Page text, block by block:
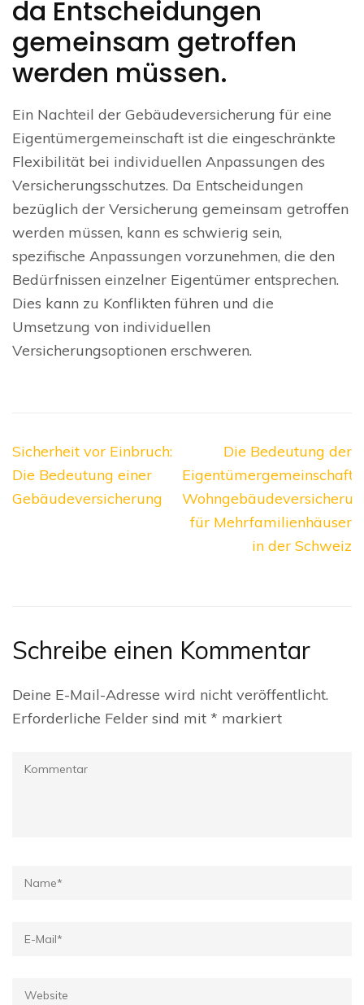
da Entscheidungen
gemeinsam getroffen
werden müssen.
Ein Nachteil der Gebäudeversicherung für eine
Eigentümergemeinschaft ist die eingeschränkte
Flexibilität bei individuellen Anpassungen des
Versicherungsschutzes. Da Entscheidungen
bezüglich der Versicherung gemeinsam getroffen
werden müssen, kann es schwierig sein,
spezifische Anpassungen vorzunehmen, die den
Bedürfnissen einzelner Eigentümer entsprechen.
Dies kann zu Konflikten führen und die
Umsetzung von individuellen
Versicherungsoptionen erschweren.
Beitragsnavigation
Sicherheit vor Einbruch:
Die Bedeutung einer
Gebäudeversicherung
Die Bedeutung der
Eigentümergemeinschaft
für Mehrfamilienhäuser
in der Schweiz
Schreibe einen Kommentar
Deine E-Mail-Adresse wird nicht veröffentlicht.
Erforderliche Felder sind mit * markiert
Kommentar
Name*
E-
Website